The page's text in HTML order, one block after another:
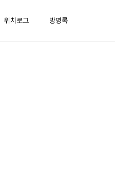
위치로그 방명록